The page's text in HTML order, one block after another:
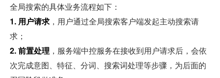
全局搜索的具体业务流程如下：
1. 用户请求 ，用户通过全局搜索客户端发起主动搜索请
求；
2. 前置处理 ，服务端中控服务在接收到用户请求后，会依
次完成意图、特征、分词、搜索词处理等步骤，为后面的